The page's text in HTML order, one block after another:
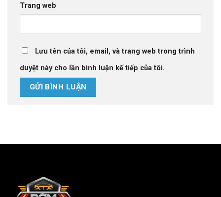
Trang web
Lưu tên của tôi, email, và trang web trong trình
duyệt này cho lần bình luận kế tiếp của tôi.